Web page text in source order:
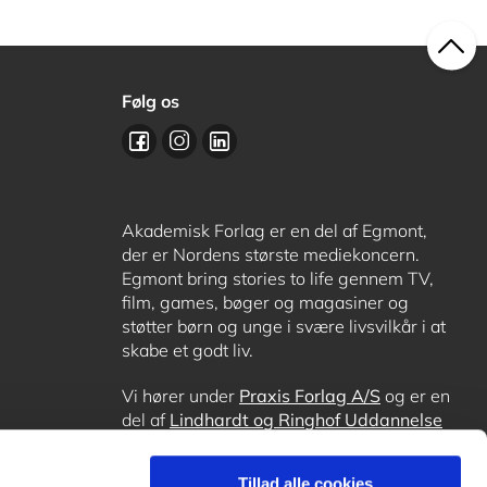
Følg os
Akademisk Forlag er en del af Egmont,
der er Nordens største mediekoncern.
Egmont bring stories to life gennem TV,
film, games, bøger og magasiner og
støtter børn og unge i svære livsvilkår i at
skabe et godt liv.
Vi hører under Praxis Forlag A/S og er en
del af Lindhardt og Ringhof Uddannelse